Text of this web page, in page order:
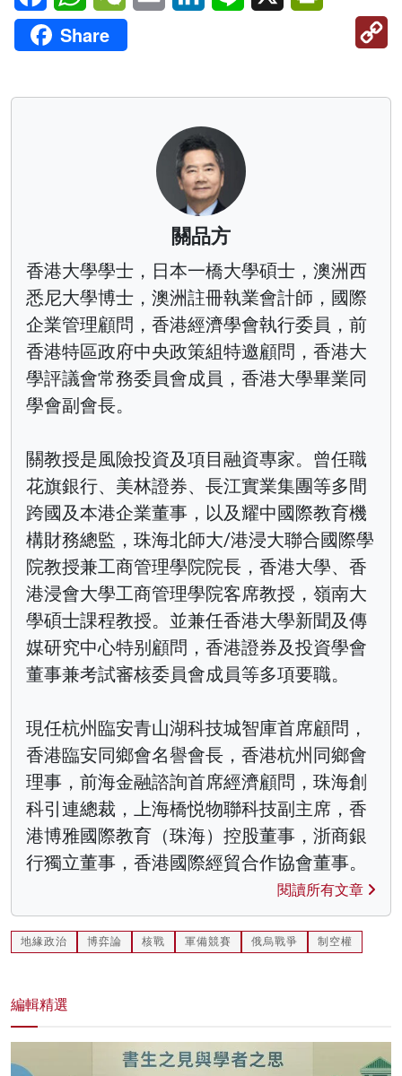
Share
關品方
香港大學學士，日本一橋大學碩士，澳洲西
悉尼大學博士，澳洲註冊執業會計師，國際
企業管理顧問，香港經濟學會執行委員，前
香港特區政府中央政策組特邀顧問，香港大
學評議會常務委員會成員，香港大學畢業同
學會副會長。
關教授是風險投資及項目融資專家。曾任職
花旗銀行、美林證券、長江實業集團等多間
跨國及本港企業董事，以及耀中國際教育機
構財務總監，珠海北師大/港浸大聯合國際學
院教授兼工商管理學院院長，香港大學、香
港浸會大學工商管理學院客席教授，嶺南大
學碩士課程教授。並兼任香港大學新聞及傳
媒研究中心特别顧問，香港證券及投資學會
董事兼考試審核委員會成員等多項要職。
現任杭州臨安青山湖科技城智庫首席顧問，
香港臨安同鄉會名譽會長，香港杭州同鄉會
理事，前海金融諮詢首席經濟顧問，珠海創
科引連總裁，上海橋悦物聯科技副主席，香
港博雅國際教育（珠海）控股董事，浙商銀
行獨立董事，香港國際經貿合作協會董事。
閱讀所有文章
地緣政治 博弈論 核戰 軍備競賽 俄烏戰爭 制空權
編輯精選